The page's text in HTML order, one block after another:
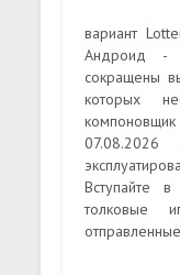
вариант
Андроид -
сокращены
которых
Вступайте
толковые